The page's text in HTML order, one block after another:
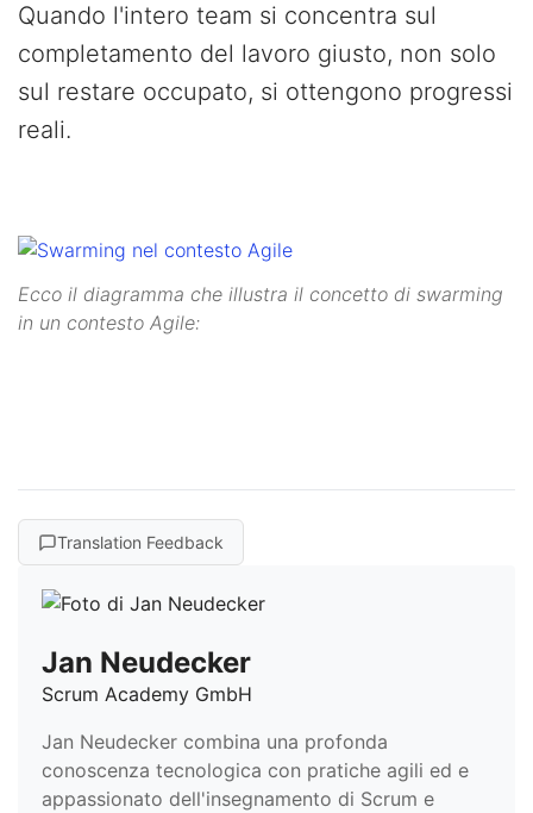
Quando l'intero team si concentra sul
completamento del lavoro giusto, non solo
sul restare occupato, si ottengono progressi
reali.
Ecco il diagramma che illustra il concetto di swarming
in un contesto Agile:
Translation Feedback
Jan Neudecker
Scrum Academy GmbH
Jan Neudecker combina una profonda
conoscenza tecnologica con pratiche agili ed e
appassionato dell'insegnamento di Scrum e